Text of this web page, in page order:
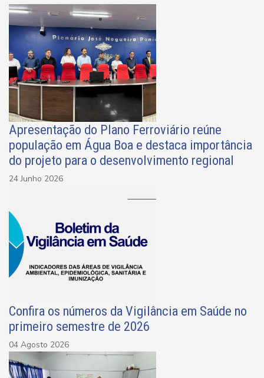
Apresentação do Plano Ferroviário reúne
população em Água Boa e destaca importância
do projeto para o desenvolvimento regional
24 Junho 2026
Confira os números da Vigilância em Saúde no
primeiro semestre de 2026
04 Agosto 2026